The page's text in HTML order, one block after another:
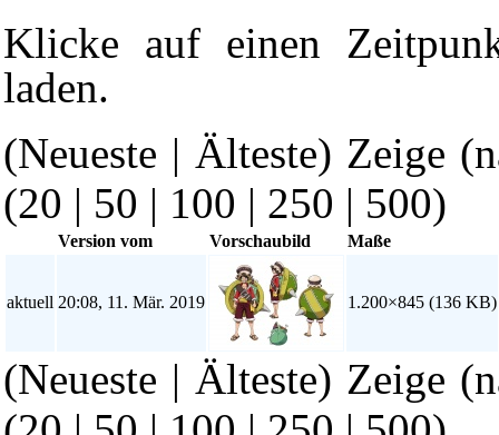
Klicke auf einen
laden.
(Neueste | Älteste) Zeige
(20 | 50 | 100 | 250 | 500)
Version vom Vorschaubild Maße
aktuell 20:08, 11. Mär. 2019 1.200×845 (136 KB)
(Neueste | Älteste) Zeige